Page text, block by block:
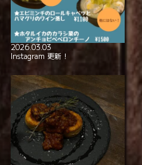
2026.03.03
Instagram 更新！